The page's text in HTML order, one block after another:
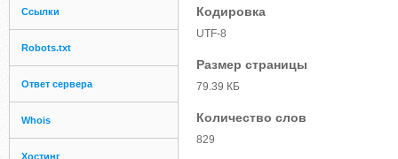
Ссылки
Robots.txt
Ответ сервера
Whois
Хостинг
Кодировка
UTF-8
Размер страницы
79.39 КБ
Количество слов
829